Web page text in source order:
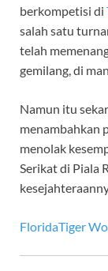
berkompetisi di
salah satu
telah
gemilang, di
Namun itu
menambahkan
menolak
Serikat di Piala
FloridaTiger